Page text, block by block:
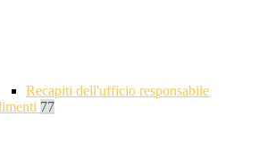
Recapiti dell'ufficio responsabile
77